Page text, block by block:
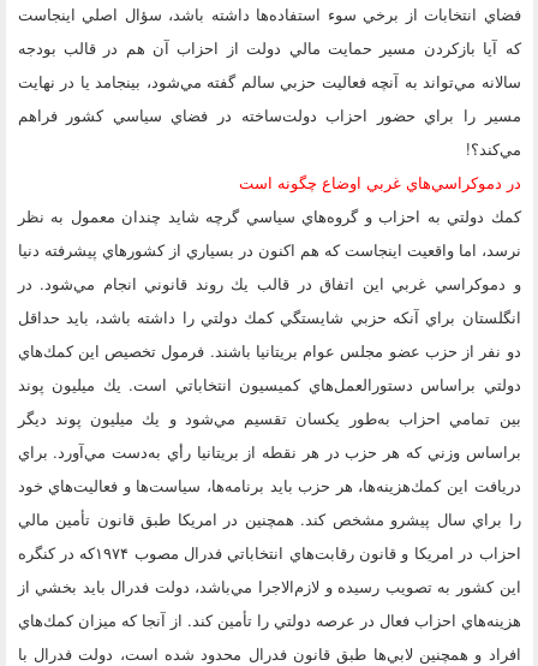
فضاي انتخابات از برخي سوء استفاده‌ها داشته باشد، سؤال اصلي اينجاست
كه آيا بازكردن مسير حمايت مالي دولت از احزاب آن هم در قالب بودجه
سالانه مي‌تواند به آنچه فعاليت حزبي سالم گفته مي‌شود، بينجامد يا در نهايت
مسير را براي حضور احزاب دولت‌ساخته در فضاي سياسي كشور فراهم
مي‌كند؟!
در دموكراسي‌هاي غربي اوضاع چگونه است
كمك دولتي به احزاب و گروه‌هاي سياسي گرچه شايد چندان معمول به نظر
نرسد، اما واقعيت اينجاست كه هم اكنون در بسياري از كشورهاي پيشرفته دنيا
و دموكراسي غربي اين اتفاق در قالب يك روند قانوني انجام مي‌شود. در
انگلستان براي آنكه حزبي شايستگي كمك دولتي را داشته باشد، بايد حداقل
دو نفر از حزب عضو مجلس عوام بريتانيا باشند. فرمول تخصيص اين كمك‌هاي
دولتي براساس دستورالعمل‌هاي كميسيون انتخاباتي است. يك ميليون پوند
بين تمامي احزاب به‌طور يكسان تقسيم مي‌شود و يك ميليون پوند ديگر
براساس وزني كه هر حزب در هر نقطه از بريتانيا رأي به‌دست مي‌آورد. براي
دريافت اين كمك‌هزينه‌ها، هر حزب بايد برنامه‌ها، سياست‌ها و فعاليت‌هاي خود
را براي سال پيشرو مشخص كند. همچنين در امريكا طبق قانون تأمين مالي
احزاب در امريكا و قانون رقابت‌هاي انتخاباتي فدرال مصوب ۱۹۷۴كه در كنگره
اين كشور به تصويب رسيده و لازم‌الاجرا مي‌باشد، دولت فدرال بايد بخشي از
هزينه‌هاي احزاب فعال در عرصه دولتي را تأمين كند. از آنجا كه ميزان كمك‌هاي
افراد و همچنين لابي‌ها طبق قانون فدرال محدود شده است، دولت فدرال با